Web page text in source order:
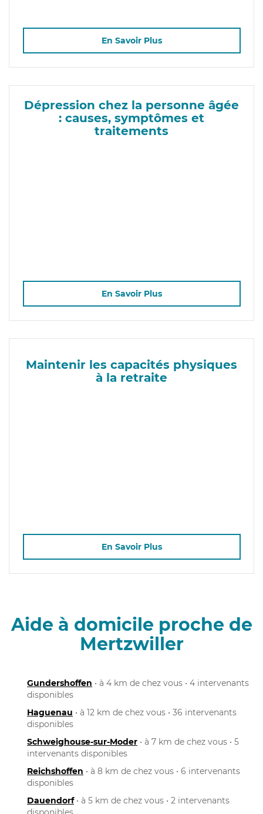
En Savoir Plus
Dépression chez la personne âgée
: causes, symptômes et
traitements
En Savoir Plus
Maintenir les capacités physiques
à la retraite
En Savoir Plus
Aide à domicile proche de
Mertzwiller
Gundershoffen • à 4 km de chez vous • 4 intervenants
disponibles
Haguenau • à 12 km de chez vous • 36 intervenants
disponibles
Schweighouse-sur-Moder • à 7 km de chez vous • 5
intervenants disponibles
Reichshoffen • à 8 km de chez vous • 6 intervenants
disponibles
Dauendorf• à 5 km de chez vous • 2 intervenants